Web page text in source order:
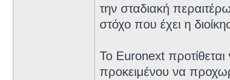
την σταδιακή
στόχο που έχει η
Το Euronext
προκειμένου να